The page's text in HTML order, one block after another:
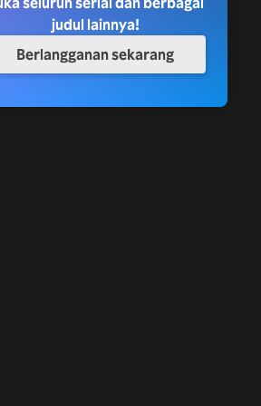
judul lainnya!
Berlangganan sekarang